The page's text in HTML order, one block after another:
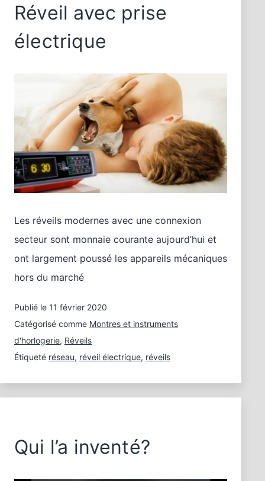
Réveil avec prise
électrique
Les réveils modernes avec une connexion
secteur sont monnaie courante aujourd’hui et
ont largement poussé les appareils mécaniques
hors du marché
Publié le 11 février 2020
Catégorisé comme Montres et instruments
d'horlogerie, Réveils
Étiqueté réseau, réveil électrique, réveils
Qui l’a inventé?